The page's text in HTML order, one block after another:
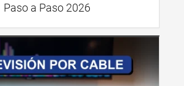
Paso a Paso 2026